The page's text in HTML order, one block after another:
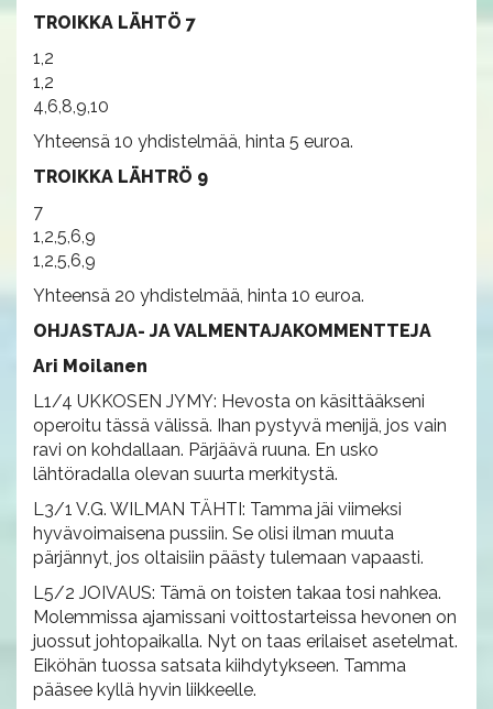
TROIKKA LÄHTÖ 7
1,2
1,2
4,6,8,9,10
Yhteensä 10 yhdistelmää, hinta 5 euroa.
TROIKKA LÄHTRÖ 9
7
1,2,5,6,9
1,2,5,6,9
Yhteensä 20 yhdistelmää, hinta 10 euroa.
OHJASTAJA- JA VALMENTAJAKOMMENTTEJA
Ari Moilanen
L1/4 UKKOSEN JYMY: Hevosta on käsittääkseni
operoitu tässä välissä. Ihan pystyvä menijä, jos vain
ravi on kohdallaan. Pärjäävä ruuna. En usko
lähtöradalla olevan suurta merkitystä.
L3/1 V.G. WILMAN TÄHTI: Tamma jäi viimeksi
hyvävoimaisena pussiin. Se olisi ilman muuta
pärjännyt, jos oltaisiin päästy tulemaan vapaasti.
L5/2 JOIVAUS: Tämä on toisten takaa tosi nahkea.
Molemmissa ajamissani voittostarteissa hevonen on
juossut johtopaikalla. Nyt on taas erilaiset asetelmat.
Eiköhän tuossa satsata kiihdytykseen. Tamma
pääsee kyllä hyvin liikkeelle.